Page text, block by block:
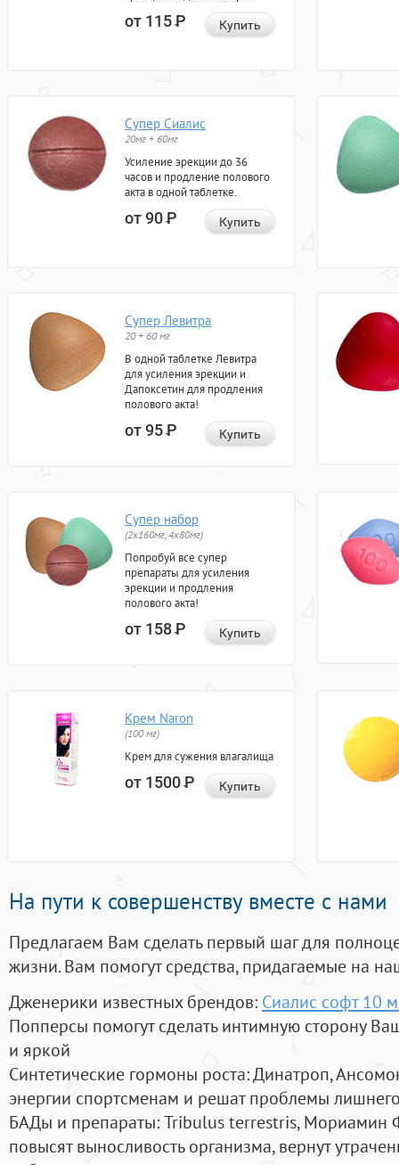
от 115Р Купить
Супер Сиалис
20мг + 60мг
Усиление эрекции до 36
часов и продление полового
акта в одной таблетке.
от 90Р Купить
Супер Левитра
20 + 60 мг
В одной таблетке Левитра
для усиления эрекции и
Дапоксетин для продления
полового акта!
от 95Р Купить
Супер набор
(2х160мг, 4х80мг)
Попробуй все супер
препараты для усиления
эрекции и продления
полового акта!
от 158Р Купить
Крем Naron
(100 мг)
Крем для сужения влагалища
от 1500Р Купить
На пути к совершенству вместе с нами
Предлагаем Вам сделать первый шаг для
жизни. Вам помогут средства, придагаемые на
Дженерики известных брендов: Сиалис софт 10
Попперсы помогут сделать интимную сторону
и яркой
Синтетические гормоны роста: Динатроп,
энергии спортсменам и решат проблемы
БАДы и препараты:Tribulus terrestris, Мориамин
повысят выносливость организма, вернут